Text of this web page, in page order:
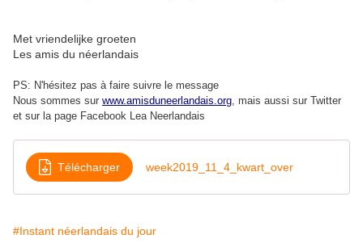
Met vriendelijke groeten
Les amis du néerlandais
PS: N'hésitez pas à faire suivre le message
Nous sommes sur www.amisduneerlandais.org, mais aussi sur Twitter
et sur la page Facebook Lea Neerlandais
Télécharger week2019_11_4_kwart_over
#Instant néerlandais du jour